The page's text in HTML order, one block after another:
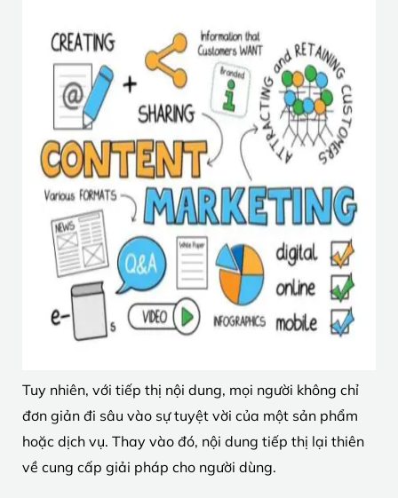
Tuy nhiên, với tiếp thị nội dung, mọi người không chỉ
đơn giản đi sâu vào sự tuyệt vời của một sản phẩm
hoặc dịch vụ. Thay vào đó, nội dung tiếp thị lại thiên
về cung cấp giải pháp cho người dùng.